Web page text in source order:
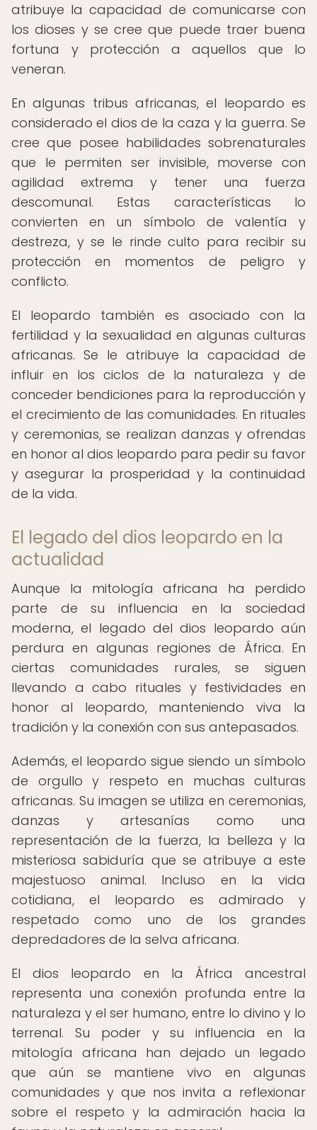
atribuye la capacidad de comunicarse con
los dioses y se cree que puede traer buena
fortuna y protección a aquellos que lo
veneran.
En algunas tribus africanas, el leopardo es
considerado el dios de la caza y la guerra. Se
cree que posee habilidades sobrenaturales
que le permiten ser invisible, moverse con
agilidad extrema y tener una fuerza
descomunal. Estas características lo
convierten en un símbolo de valentía y
destreza, y se le rinde culto para recibir su
protección en momentos de peligro y
conflicto.
El leopardo también es asociado con la
fertilidad y la sexualidad en algunas culturas
africanas. Se le atribuye la capacidad de
influir en los ciclos de la naturaleza y de
conceder bendiciones para la reproducción y
el crecimiento de las comunidades. En rituales
y ceremonias, se realizan danzas y ofrendas
en honor al dios leopardo para pedir su favor
y asegurar la prosperidad y la continuidad
de la vida.
El legado del dios leopardo en la
actualidad
Aunque la mitología africana ha perdido
parte de su influencia en la sociedad
moderna, el legado del dios leopardo aún
perdura en algunas regiones de África. En
ciertas comunidades rurales, se siguen
llevando a cabo rituales y festividades en
honor al leopardo, manteniendo viva la
tradición y la conexión con sus antepasados.
Además, el leopardo sigue siendo un símbolo
de orgullo y respeto en muchas culturas
africanas. Su imagen se utiliza en ceremonias,
danzas y artesanías como una
representación de la fuerza, la belleza y la
misteriosa sabiduría que se atribuye a este
majestuoso animal. Incluso en la vida
cotidiana, el leopardo es admirado y
respetado como uno de los grandes
depredadores de la selva africana.
El dios leopardo en la África ancestral
representa una conexión profunda entre la
naturaleza y el ser humano, entre lo divino y lo
terrenal. Su poder y su influencia en la
mitología africana han dejado un legado
que aún se mantiene vivo en algunas
comunidades y que nos invita a reflexionar
sobre el respeto y la admiración hacia la